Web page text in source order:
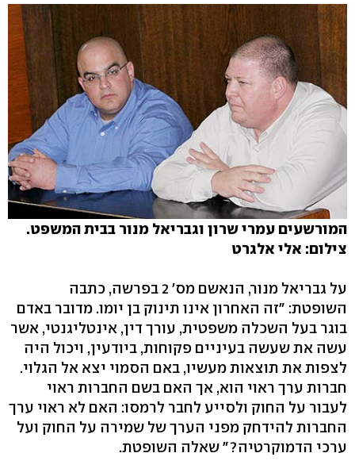
המורשעים עמרי שרון וגבריאל מנור בבית המשפט.
צילום: אלי אלגרט
על גבריאל מנור, הנאשם מס' 2 בפרשה, כתבה
השופטת: "זה האחרון אינו תינוק בן יומו. מדובר באדם
בוגר בעל השכלה משפטית, עורך דין, אינטליגנטי, אשר
עשה את שעשה בעיניים פקוחות, ביודעין, ויכול היה
לצפות את תוצאות מעשיו, באם הסמוי יצא אל הגלוי.
חברות ערך ראוי הוא, אך האם בשם החברות ראוי
לעבור על החוק ולסייע לחבר לרמסו: האם לא ראוי ערך
החברות להידחק מפני הערך של שמירה על החוק ועל
ערכי הדמוקרטיה?" שאלה השופטת.